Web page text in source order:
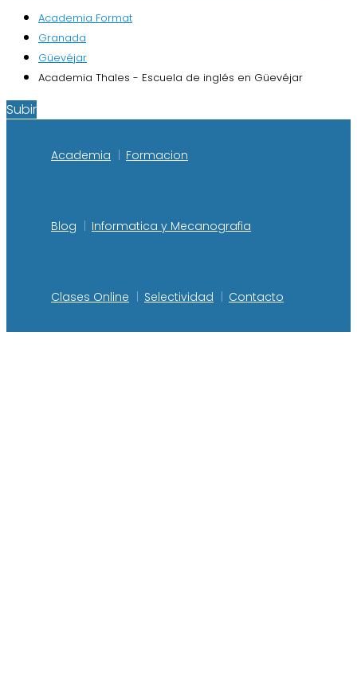
Academia Format
Granada
Güevéjar
Academia Thales - Escuela de inglés en Güevéjar
Subir
Academia Formacion
Blog Informatica y Mecanografia
Clases Online Selectividad Contacto